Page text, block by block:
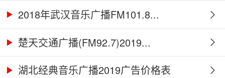
2018年武汉音乐广播FM101.8...
楚天交通广播(FM92.7)2019...
湖北经典音乐广播2019广告价格表